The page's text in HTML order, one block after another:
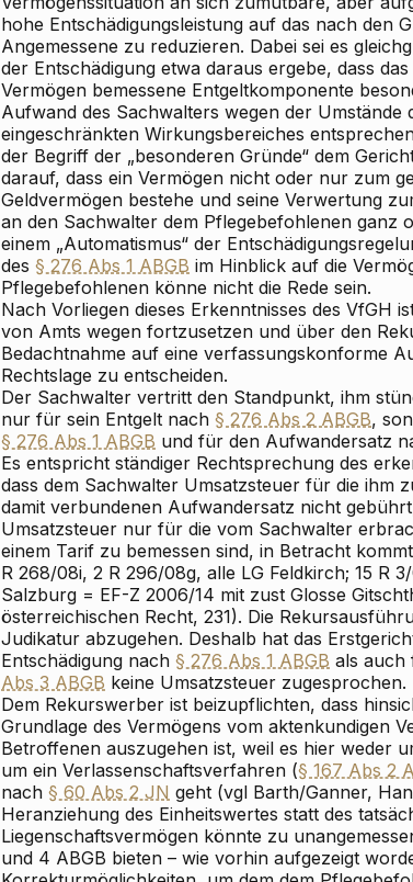
hohe Entschädigungsleistung auf das nach den
Angemessene zu reduzieren. Dabei sei es
der Entschädigung etwa daraus ergebe, dass
Vermögen bemessene Entgeltkomponente
Aufwand des Sachwalters wegen der Umstände
eingeschränkten Wirkungsbereiches
der Begriff der „besonderen Gründe“ dem
darauf, dass ein Vermögen nicht oder nur zum
Geldvermögen bestehe und seine Verwertung
an den Sachwalter dem Pflegebefohlenen ganz
einem „Automatismus“ der
des § 276 Abs 1 ABGB im Hinblick auf die
Pflegebefohlenen könne nicht die Rede sein.
Nach Vorliegen dieses Erkenntnisses des VfGH
von Amts wegen fortzusetzen und über den
Bedachtnahme auf eine verfassungskonforme
Rechtslage zu entscheiden.
Der Sachwalter vertritt den Standpunkt, ihm
nur für sein Entgelt nach § 276 Abs 2 ABGB,
§ 276 Abs 1 ABGB und für den Aufwandersatz
Es entspricht ständiger Rechtsprechung des
dass dem Sachwalter Umsatzsteuer für die ihm
damit verbundenen Aufwandersatz nicht
Umsatzsteuer nur für die vom Sachwalter
einem Tarif zu bemessen sind, in Betracht
R 268/08i, 2 R 296/08g, alle LG Feldkirch; 15 R
Salzburg = EF-Z 2006/14 mit zust Glosse
österreichischen Recht, 231). Die
Judikatur abzugehen. Deshalb hat das
Entschädigung nach § 276 Abs 1 ABGB als auch
Abs 3 ABGB keine Umsatzsteuer zugesprochen.
Dem Rekurswerber ist beizupflichten, dass
Grundlage des Vermögens vom aktenkundigen
Betroffenen auszugehen ist, weil es hier weder
um ein Verlassenschaftsverfahren (§ 167 Abs 2
nach § 60 Abs 2 JN geht (vgl Barth/Ganner,
Heranziehung des Einheitswertes statt des
Liegenschaftsvermögen könnte zu
und 4 ABGB bieten – wie vorhin aufgezeigt